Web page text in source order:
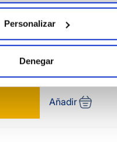
Personalizar
Denegar
Derecho
Estañ Torres, Carmen
20,00
Añadir